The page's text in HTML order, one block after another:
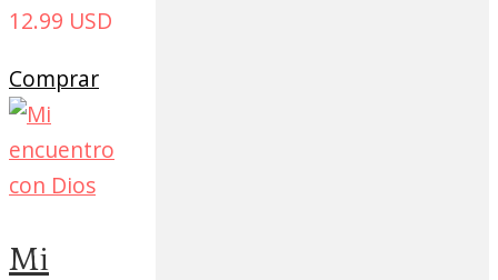
12.99 USD
Comprar
Mi